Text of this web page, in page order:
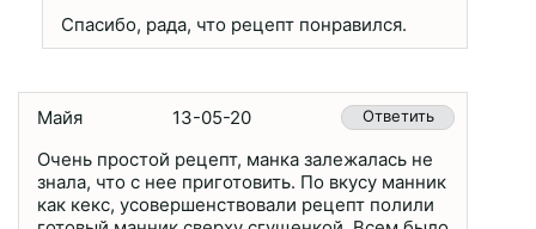
Спасибо, рада, что рецепт понравился.
Майя 13-05-20 Ответить
Очень простой рецепт, манка залежалась не
знала, что с нее приготовить. По вкусу манник
как кекс, усовершенствовали рецепт полили